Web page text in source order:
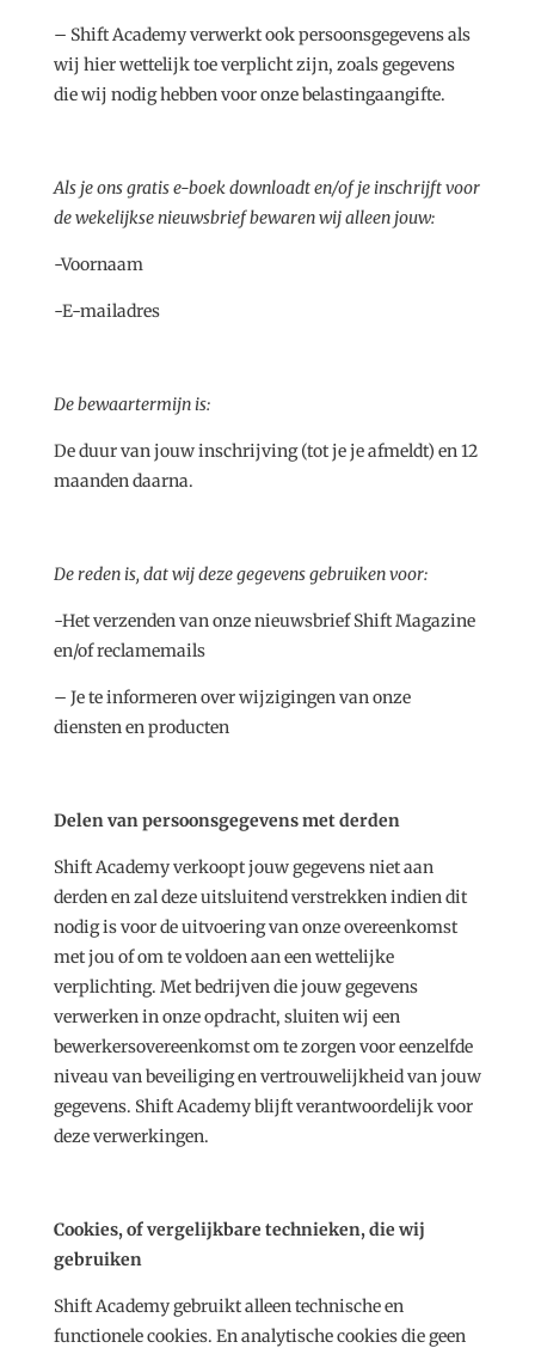
– Shift Academy verwerkt ook persoonsgegevens als
wij hier wettelijk toe verplicht zijn, zoals gegevens
die wij nodig hebben voor onze belastingaangifte.
Als je ons gratis e-boek downloadt en/of je inschrijft voor
de wekelijkse nieuwsbrief bewaren wij alleen jouw:
-Voornaam
-E-mailadres
De bewaartermijn is:
De duur van jouw inschrijving (tot je je afmeldt) en 12
maanden daarna.
De reden is, dat wij deze gegevens gebruiken voor:
-Het verzenden van onze nieuwsbrief Shift Magazine
en/of reclamemails
– Je te informeren over wijzigingen van onze
diensten en producten
Delen van persoonsgegevens met derden
Shift Academy verkoopt jouw gegevens niet aan
derden en zal deze uitsluitend verstrekken indien dit
nodig is voor de uitvoering van onze overeenkomst
met jou of om te voldoen aan een wettelijke
verplichting. Met bedrijven die jouw gegevens
verwerken in onze opdracht, sluiten wij een
bewerkersovereenkomst om te zorgen voor eenzelfde
niveau van beveiliging en vertrouwelijkheid van jouw
gegevens. Shift Academy blijft verantwoordelijk voor
deze verwerkingen.
Cookies, of vergelijkbare technieken, die wij
gebruiken
Shift Academy gebruikt alleen technische en
functionele cookies. En analytische cookies die geen